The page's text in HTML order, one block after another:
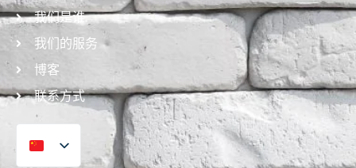
我们是谁
我们的服务
博客
联系方式